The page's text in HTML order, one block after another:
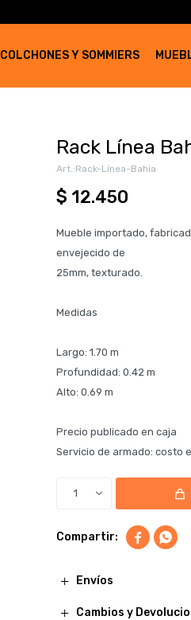
COLCHONES Y SOMMIERS
Rack Línea
Rack-Línea-Bahia
$ 12.450
Mueble importado,
envejecido de
25mm, texturado.
Medidas
Largo: 1.70 m
Profundidad: 0.42 m
Alto: 0.69 m
Precio publicado en caja
Servicio de armado: costo
1
 
Envíos
Cambios y